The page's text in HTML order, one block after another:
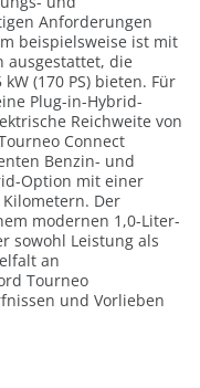
Anforderungen
beispielsweise ist mit
ausgestattet, die
(170 PS) bieten. Für
Plug-in-Hybrid-
Reichweite von
Connect
Benzin- und
Option mit einer
Der
modernen 1,0-Liter-
sowohl Leistung als
an
Tourneo
und Vorlieben